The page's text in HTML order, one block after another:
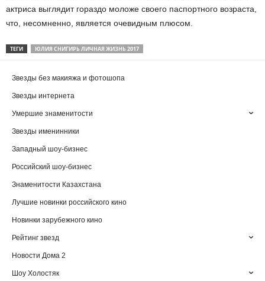
актриса выглядит гораздо моложе своего паспортного возраста,
что, несомненно, является очевидным плюсом.
ТЕГИ ЮЛИЯ СНИГИРЬ ЛИЧНАЯ ЖИЗНЬ 2017
Звезды без макияжа и фотошопа
Звезды интернета
Умершие знаменитости
Звезды именинники
Западный шоу-бизнес
Российский шоу-бизнес
Знаменитости Казахстана
Лучшие новинки российского кино
Новинки зарубежного кино
Рейтинг звезд
Новости Дома 2
Шоу Холостяк